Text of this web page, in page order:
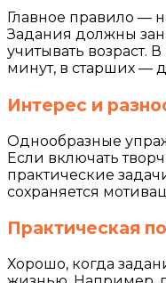
Главное правило —
Задания должны
учитывать возраст.
минут, в старших —
Интерес и
Однообразные
Если включать
практические
сохраняется
Практическая
Хорошо, когда